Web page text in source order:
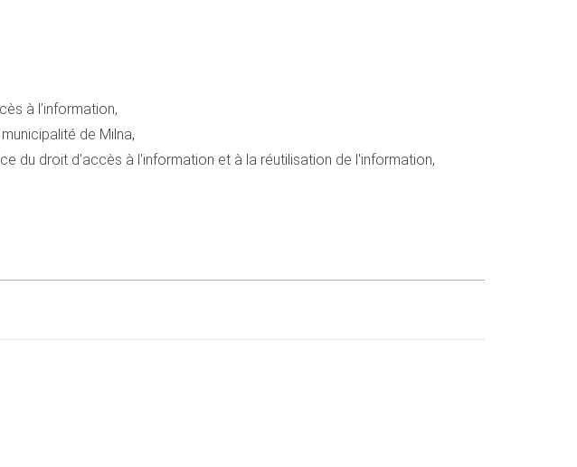
à l’information,
de Milna,
du droit d'accès à l'information et à la réutilisation de l'information,